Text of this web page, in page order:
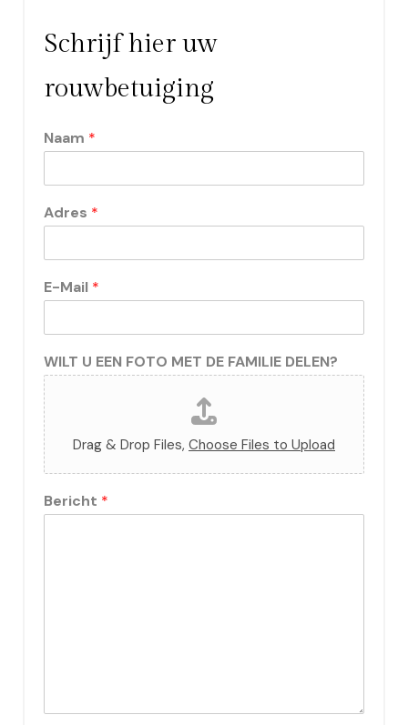
Schrijf hier uw
rouwbetuiging
Naam *
Adres *
E-Mail *
WILT U EEN FOTO MET DE FAMILIE DELEN?
Drag & Drop Files, Choose Files to Upload
Bericht *